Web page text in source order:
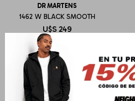
DR MARTENS
1462 W BLACK SMOOTH
U$S 249